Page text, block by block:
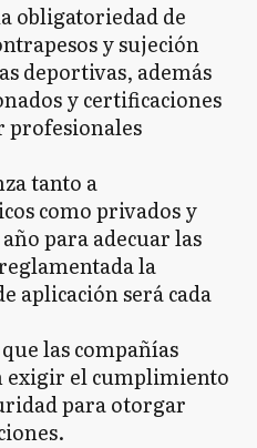
obligatoriedad de
y sujeción
deportivas, además
y certificaciones
profesionales
tanto a
como privados y
para adecuar las
la
aplicación será cada
las compañías
exigir el cumplimiento
para otorgar